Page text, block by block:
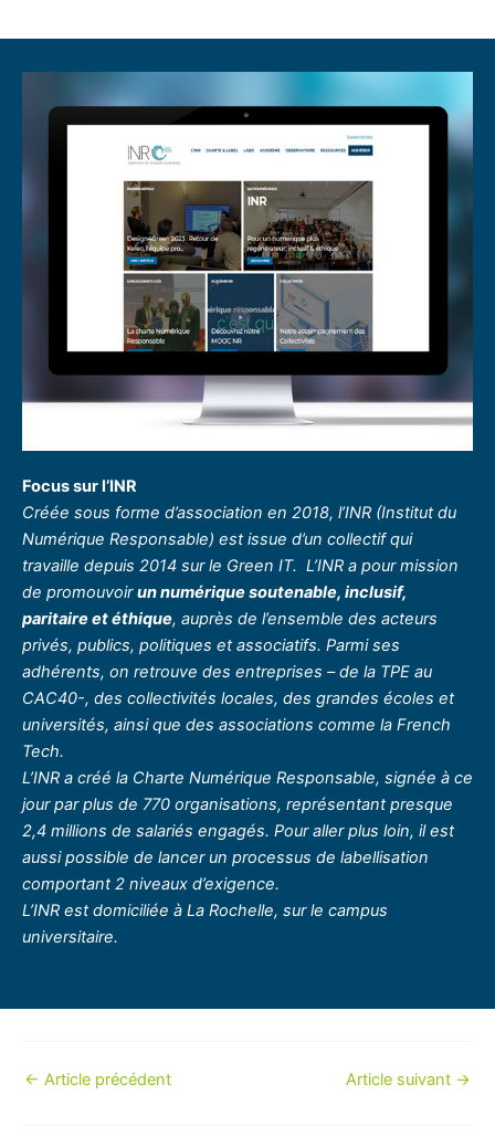
Focus sur l’INR
Créée sous forme d’association en 2018, l’INR (Institut du
Numérique Responsable) est issue d’un collectif qui
travaille depuis 2014 sur le Green IT. L’INR a pour mission
de promouvoirun numérique soutenable, inclusif,
paritaire et éthique, auprès de l’ensemble des acteurs
privés, publics, politiques et associatifs. Parmi ses
adhérents, on retrouve des entreprises – de la TPE au
CAC40-, des collectivités locales, des grandes écoles et
universités, ainsi que des associations comme la French
Tech.
L’INR a créé la Charte Numérique Responsable, signée à ce
jour par plus de 770 organisations, représentant presque
2,4 millions de salariés engagés. Pour aller plus loin, il est
aussi possible de lancer un processus de labellisation
comportant 2 niveaux d’exigence.
L’INR est domiciliée à La Rochelle, sur le campus
universitaire.
← Article précédent Article suivant →